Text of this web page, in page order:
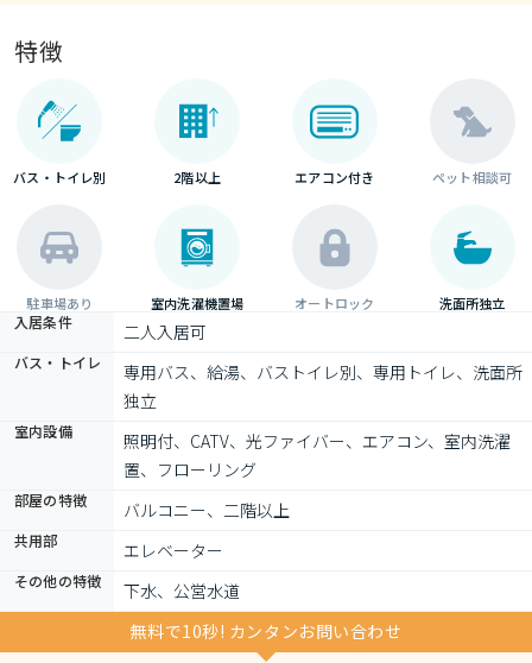
特徴
バス・トイレ別 2階以上 エアコン付き ペット相談可
駐車場あり 室内洗濯機置場 オートロック 洗面所独立
入居条件 二人入居可
バス・トイレ
専用バス、給湯、バストイレ別、専用トイレ、洗面所
独立
室内設備
照明付、CATV、光ファイバー、エアコン、室内洗濯
置、フローリング
部屋の特徴 バルコニー、二階以上
共用部 エレベーター
その他の特徴
下水、公営水道
無料で10秒! カンタンお問い合わせ